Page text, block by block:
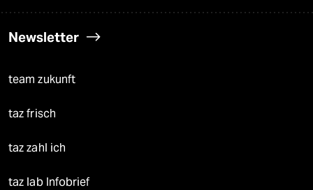
Newsletter
team zukunft
taz frisch
taz zahl ich
taz lab Infobrief